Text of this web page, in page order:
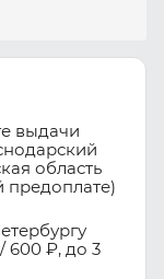
выдачи
область
предоплате)
600 ₽, до 3